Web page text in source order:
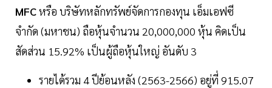
MFCหรือ บริษัทหลักทรัพย์จัดการกองทุน เอ็มเอฟซี
จำกัด (มหาชน) ถือหุ้นจำนวน 20,000,000 หุ้น คิดเป็น
สัดส่วน 15.92% เป็นผู้ถือหุ้นใหญ่ อันดับ 3
รายได้รวม 4 ปีย้อนหลัง (2563-2566) อยู่ที่ 915.07